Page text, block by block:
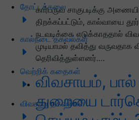
தோட்டக்கலை
கால்நடை தகவல்கள்
வெற்றிக் கதைகள்
விவசாய தகவல்கள்
கார்பருவ சாகுபடிக்கு
திறக்கப்பட்டும், கால்வாயை
நடவடிக்கை எடுக்காததால்
முடியாமல் தவித்து
தெரிவித்துள்ளனர்.…
விவசாயம்,
துறையை